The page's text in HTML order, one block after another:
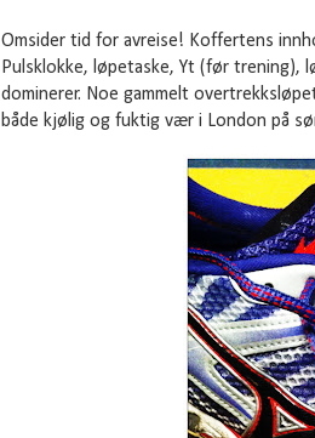
Omsider tid for avreise! Koffertens
Pulsklokke, løpetaske, Yt (før trening),
dominerer. Noe gammelt
både kjølig og fuktig vær i London på